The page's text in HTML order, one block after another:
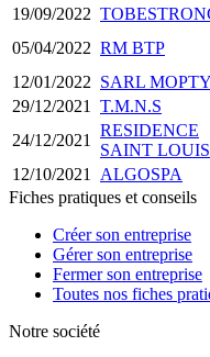
19/09/2022
05/04/2022 RM BTP
12/01/2022 SARL MOPTY
29/12/2021
T.M.N.S
24/12/2021
RESIDENCE
SAINT LOUIS
12/10/2021
ALGOSPA
Fiches pratiques et conseils
Créer son entreprise
Gérer son entreprise
Fermer son entreprise
Toutes nos fiches
Notre société